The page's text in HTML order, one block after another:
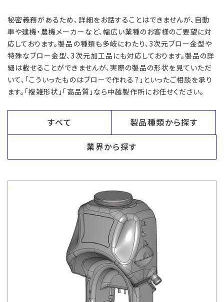
秘密義務があるため、詳細をお話することはできませんが、自動
車や建機・農機メーカーなど、幅広い業種のお客様のご要望に対
応しております。製品の種類も多岐にわたり、3次元ブロー金型や
特殊なブロー金型、3次元加工品にも対応しております。製品の詳
細は載せることができませんが、実際の製品の形状を見ていただ
いて、「こういったものはブローで作れる？」といったご相談を承り
ます。「複雑形状」「高品質」なら中越製作所にお任せください。
すべて 製品種類から探す
業界から探す